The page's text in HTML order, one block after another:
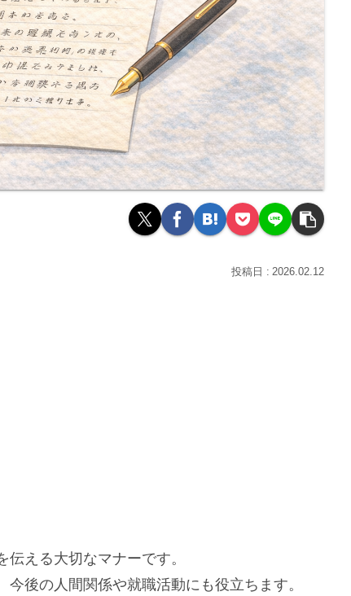
2026.02.12
伝える大切なマナーです。
後の人間関係や就職活動にも役立ちます。